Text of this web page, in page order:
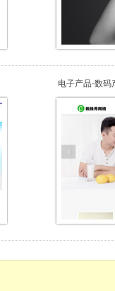
电子产品-数码